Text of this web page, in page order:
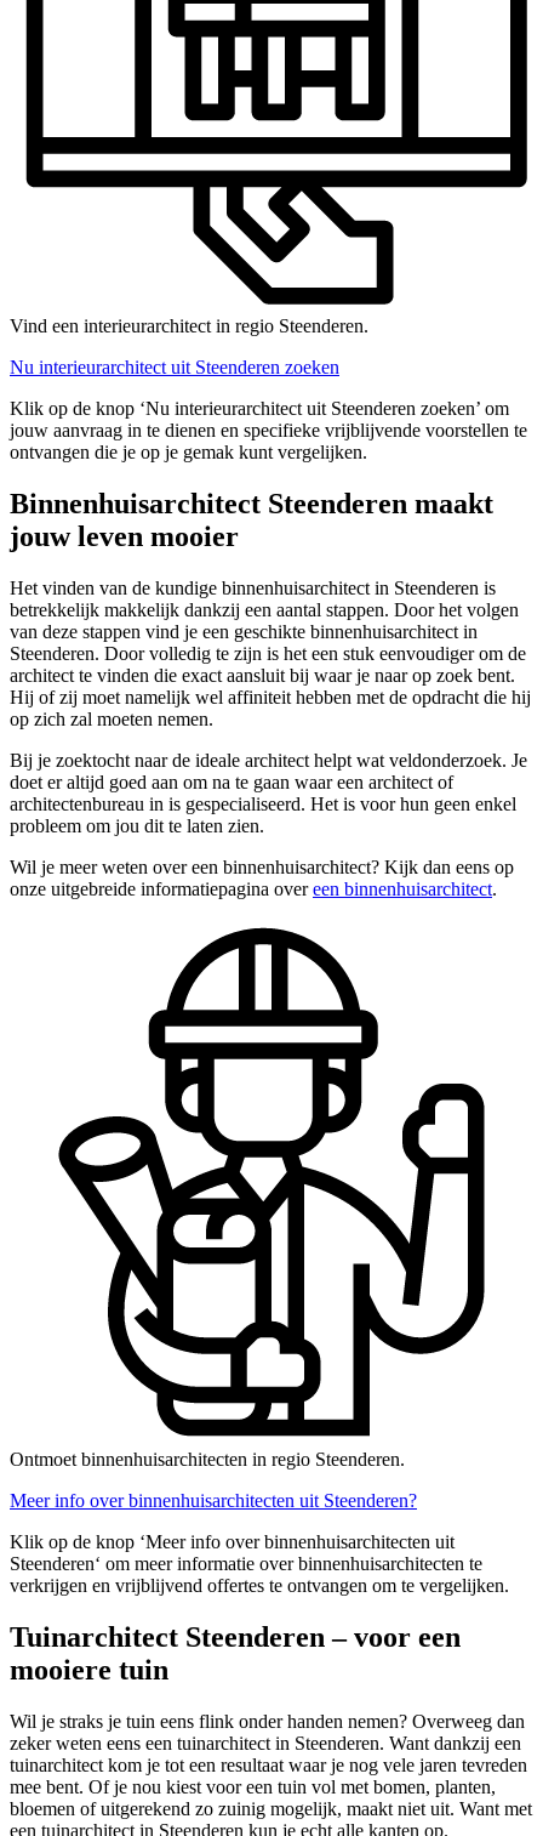
Vind een interieurarchitect in regio Steenderen.
Nu interieurarchitect uit Steenderen zoeken
Klik op de knop ‘Nu interieurarchitect uit Steenderen zoeken’ om
jouw aanvraag in te dienen en specifieke vrijblijvende voorstellen te
ontvangen die je op je gemak kunt vergelijken.
Binnenhuisarchitect Steenderen maakt
jouw leven mooier
Het vinden van de kundige binnenhuisarchitect in Steenderen is
betrekkelijk makkelijk dankzij een aantal stappen. Door het volgen
van deze stappen vind je een geschikte binnenhuisarchitect in
Steenderen. Door volledig te zijn is het een stuk eenvoudiger om de
architect te vinden die exact aansluit bij waar je naar op zoek bent.
Hij of zij moet namelijk wel affiniteit hebben met de opdracht die hij
op zich zal moeten nemen.
Bij je zoektocht naar de ideale architect helpt wat veldonderzoek. Je
doet er altijd goed aan om na te gaan waar een architect of
architectenbureau in is gespecialiseerd. Het is voor hun geen enkel
probleem om jou dit te laten zien.
Wil je meer weten over een binnenhuisarchitect? Kijk dan eens op
onze uitgebreide informatiepagina overeen binnenhuisarchitect.
Ontmoet binnenhuisarchitecten in regio Steenderen.
Meer info over binnenhuisarchitecten uit Steenderen?
Klik op de knop ‘Meer info over binnenhuisarchitecten uit
Steenderen‘ om meer informatie over binnenhuisarchitecten te
verkrijgen en vrijblijvend offertes te ontvangen om te vergelijken.
Tuinarchitect Steenderen – voor een
mooiere tuin
Wil je straks je tuin eens flink onder handen nemen? Overweeg dan
zeker weten eens een tuinarchitect in Steenderen. Want dankzij een
tuinarchitect kom je tot een resultaat waar je nog vele jaren tevreden
mee bent. Of je nou kiest voor een tuin vol met bomen, planten,
bloemen of uitgerekend zo zuinig mogelijk, maakt niet uit. Want met
een tuinarchitect in Steenderen kun je echt alle kanten op.